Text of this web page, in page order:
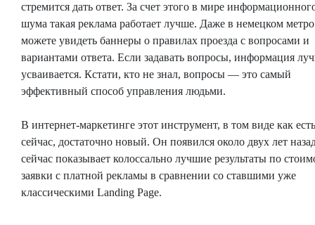
стремится дать ответ. За счет этого в мире
шума такая реклама работает лучше. Даже в немецком
можете увидеть баннеры о правилах проезда с вопросами и
вариантами ответа. Если задавать вопросы, информация
усваивается. Кстати, кто не знал, вопросы — это самый
эффективный способ управления людьми.
В интернет-маркетинге этот инструмент, в том виде как есть
сейчас, достаточно новый. Он появился около двух лет
сейчас показывает колоссально лучшие результаты по
заявки с платной рекламы в сравнении со ставшими уже
классическими Landing Page.